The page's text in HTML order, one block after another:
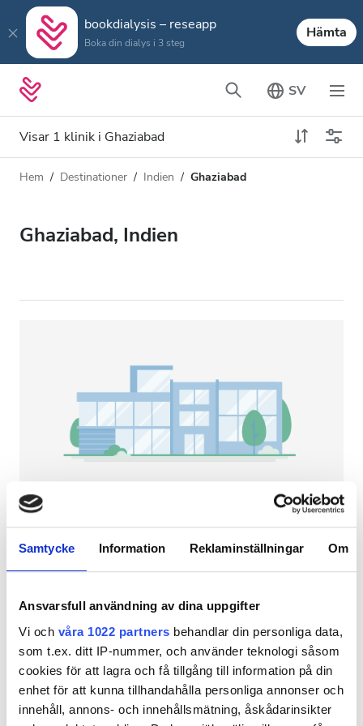
Samtycke Information Reklaminställningar Om
Ansvarsfull användning av dina uppgifter
Vi och våra 1022 partners behandlar din personliga data,
som t.ex. ditt IP-nummer, och använder teknologi såsom
cookies för att lagra och få tillgång till information på din
enhet för att kunna tillhandahålla personliga annonser och
innehåll, annons- och innehållsmätning, åskådarinsikter
bookdialysis – reseapp
Boka din dialys i 3 steg
Hämta
SV
Visar 1 klinik i Ghaziabad
Dialystyp
Alla dialyser
Patienter med hepatit B
Patienter med hepatit C
Lokaler
Förfriskningar
Gratis WiFi
TV-skärmar
Gratis överföring
Avstånd
Hem Destinationer Indien Ghaziabad
Ghaziabad, Indien
NephroPlus at Max Super Speciality
Hospital (Ghaziabad)
Per behandlingen
HD-dialys 79 €
HDF-dialys 89 €
Reservera